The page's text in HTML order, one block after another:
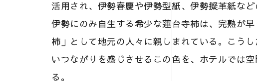
活用され、伊勢春慶や伊勢型紙、伊勢擬革紙など
伊勢にのみ自生する希少な蓮台寺柿は、完熟が
柿」として地元の人々に親しまれている。こう
いつながりを感じさせるこの色を、ホテルでは
る。